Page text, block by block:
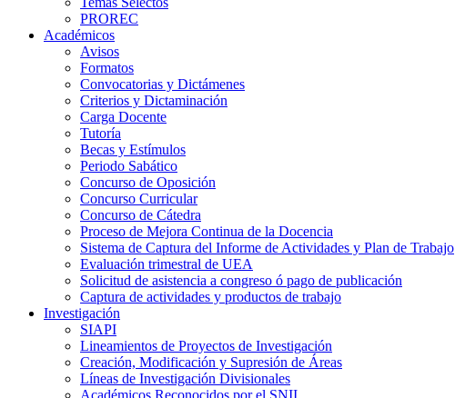
PROREC
Académicos
Avisos
Formatos
Convocatorias y Dictámenes
Criterios y Dictaminación
Carga Docente
Tutoría
Becas y Estímulos
Periodo Sabático
Concurso de Oposición
Concurso Curricular
Concurso de Cátedra
Proceso de Mejora Continua de la Docencia
Sistema de Captura del Informe de Actividades y Plan de Trabajo
Evaluación trimestral de UEA
Solicitud de asistencia a congreso ó pago de publicación
Captura de actividades y productos de trabajo
Investigación
SIAPI
Lineamientos de Proyectos de Investigación
Creación, Modificación y Supresión de Áreas
Líneas de Investigación Divisionales
Académicos Reconocidos por el SNII